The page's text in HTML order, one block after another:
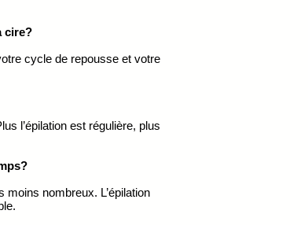
cire?
cycle de repousse et votre
l’épilation est régulière, plus
nombreux. L’épilation